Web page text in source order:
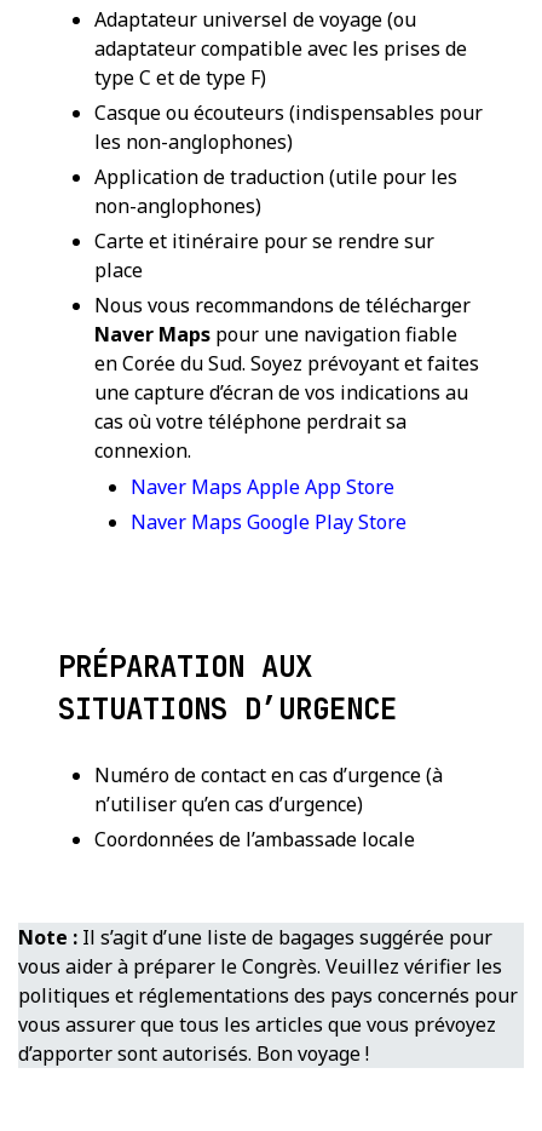
Adaptateur universel de voyage (ou
adaptateur compatible avec les prises de
type C et de type F)
Casque ou écouteurs (indispensables pour
les non-anglophones)
Application de traduction (utile pour les
non-anglophones)
Carte et itinéraire pour se rendre sur
place
Nous vous recommandons de télécharger
Naver Maps pour une navigation fiable
en Corée du Sud. Soyez prévoyant et faites
une capture d’écran de vos indications au
cas où votre téléphone perdrait sa
connexion.
Naver Maps Apple App Store
Naver Maps Google Play Store
PRÉPARATION AUX
SITUATIONS D’URGENCE
Numéro de contact en cas d’urgence (à
n’utiliser qu’en cas d’urgence)
Coordonnées de l’ambassade locale
Note : Il s’agit d’une liste de bagages suggérée pour
vous aider à préparer le Congrès. Veuillez vérifier les
politiques et réglementations des pays concernés pour
vous assurer que tous les articles que vous prévoyez
d’apporter sont autorisés. Bon voyage !